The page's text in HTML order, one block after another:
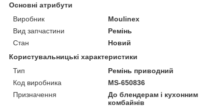
Основні атрибути
Виробник
Moulinex
Вид запчастини
Ремінь
Стан
Новий
Користувальницькі характеристики
Тип
Ремінь приводний
Код виробника
MS-650836
Призначення
До блендерам і кухонним
комбайнів